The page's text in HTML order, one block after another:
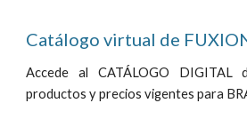
Catálogo virtual de
Accede al CATÁLOGO DIGITAL
productos y precios vigentes para